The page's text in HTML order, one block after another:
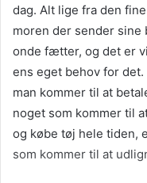
dag. Alt lige fra den
moren der sender sine
onde fætter, og det er
ens eget behov for
man kommer til at
noget som kommer til
og købe tøj hele tiden,
som kommer til at